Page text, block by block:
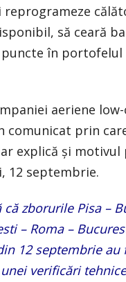
să ceară
puncte în portofelul
aeriene
comunicat prin
explică și motivul
12 septembrie.
că zborurile Pisa –
– Roma –
12 septembrie au
verificări